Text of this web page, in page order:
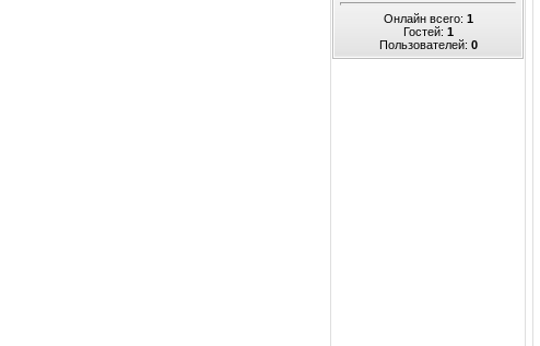
Онлайн всего: 1
Гостей: 1
Пользователей: 0